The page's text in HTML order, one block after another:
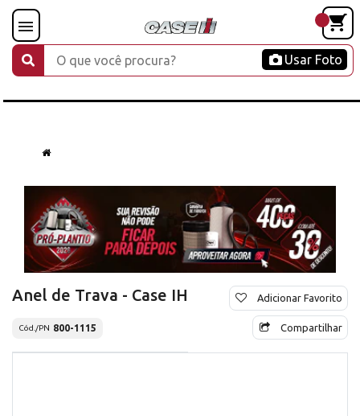
Usar Foto
Anel de Trava - Case IH
Cód./PN 800-1115
Adicionar Favorito
Compartilhar